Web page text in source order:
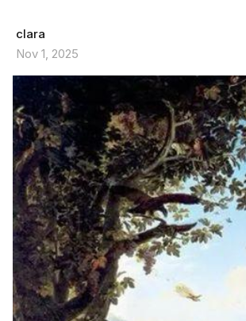
clara
Nov 1, 2025